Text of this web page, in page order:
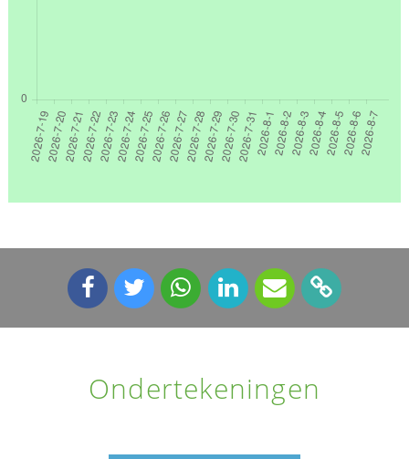
Ondertekeningen